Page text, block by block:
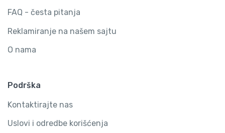
FAQ - česta pitanja
Reklamiranje na našem sajtu
O nama
Podrška
Kontaktirajte nas
Uslovi i odredbe korišćenja